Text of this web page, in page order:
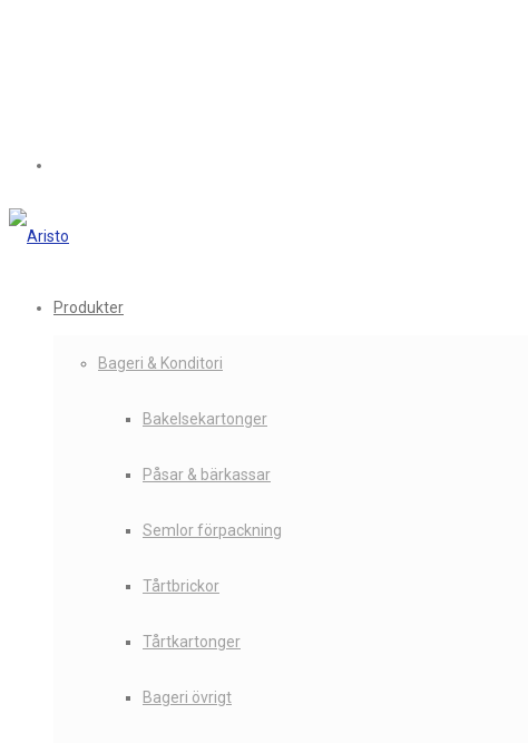
Produkter
Bageri & Konditori
Bakelsekartonger
Påsar & bärkassar
Semlor förpackning
Tårtbrickor
Tårtkartonger
Bageri övrigt